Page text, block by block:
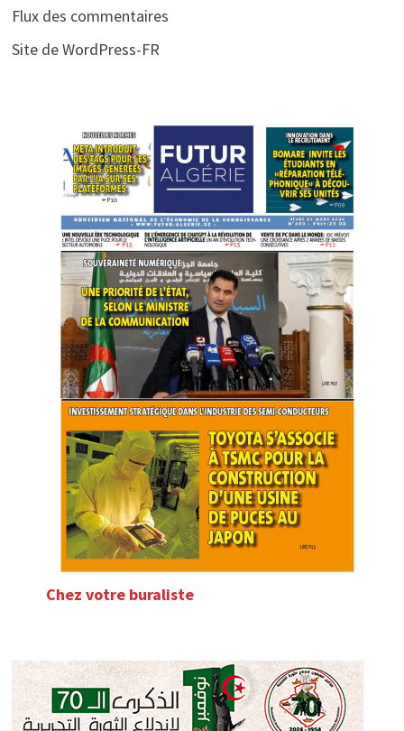
Flux des commentaires
Site de WordPress-FR
Chez votre buraliste